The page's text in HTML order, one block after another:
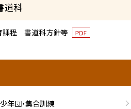
道科
課程 書道科方針等 PDF
年団・集合訓練